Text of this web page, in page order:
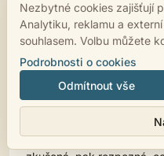
nějaké měla, byla jenom
utrpením a sama a
dar, že ...že... a už končím
06.09.2012 08:33
Vladan: Ach Vladane,
schopná ti přesně říci , co
možnost se napojit nasíly,
Nezbytné cookies zajišťují
Analytiku, reklamu a
souhlasem. Volbu můžete
Podrobnosti o cookies
Odmítnout vše